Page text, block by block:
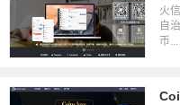
火
自
币...